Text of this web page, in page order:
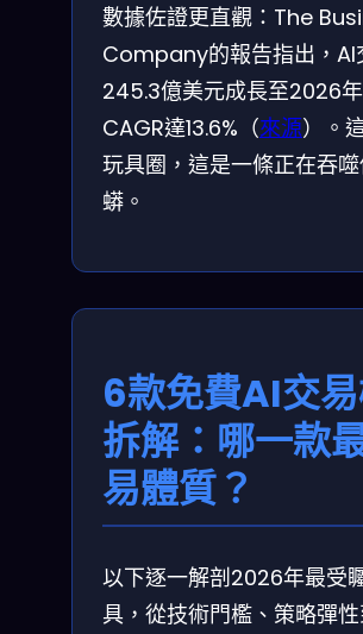
數據佐證更直觀：The
Company的報告指出，
245.3億美元成長至2026
CAGR達13.6%（來源）。
玩具圈，這是一條正在吞
蟒。
6款免費AI交
拆解：哪一款
易體質？
以下逐一解剖2026年最受
具，從技術門檻、策略彈